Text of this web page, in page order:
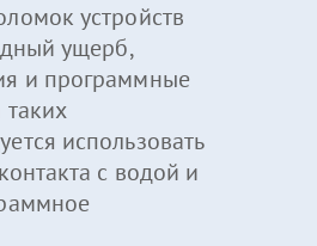
устройств
ущерб,
и программные
использовать
с водой и